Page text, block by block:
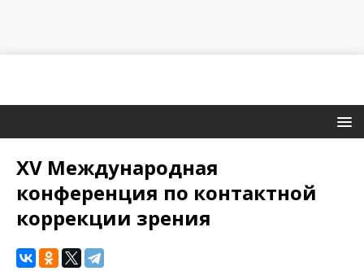
XV Международная
конференция по контактной
коррекции зрения